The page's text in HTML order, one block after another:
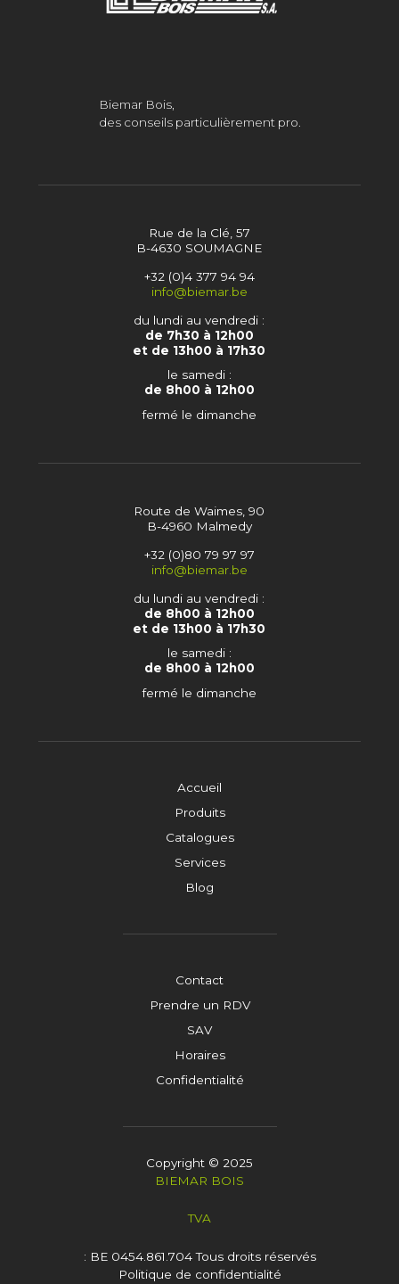
Biemar Bois,
des conseils particulièrement pro.
Accueil
Produits
Catalogues
Services
Blog
Contact
Prendre un RDV
SAV
Horaires
Confidentialité
Rue de la Clé, 57
B-4630 SOUMAGNE
+32 (0)4 377 94 94
info@biemar.be
du lundi au vendredi :
de 7h30 à 12h00
et de 13h00 à 17h30
le samedi :
de 8h00 à 12h00
fermé le dimanche
Route de Waimes, 90
B-4960 Malmedy
+32 (0)80 79 97 97
info@biemar.be
du lundi au vendredi :
de 8h00 à 12h00
et de 13h00 à 17h30
le samedi :
de 8h00 à 12h00
fermé le dimanche
Copyright © 2025
BIEMAR BOIS
TVA
: BE 0454.861.704Tous droits réservés
Politique de confidentialité